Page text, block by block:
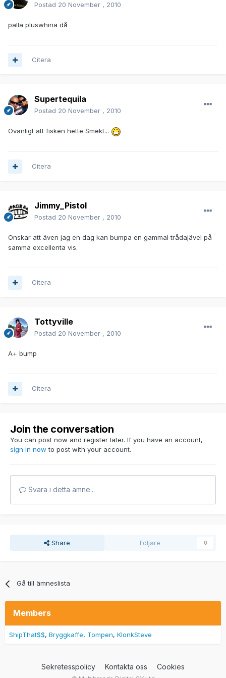
Postad 20 November , 2010
palla pluswhina då
Citera
Supertequila
Postad 20 November , 2010
Ovanligt att fisken hette Smekt...
Citera
Jimmy_Pistol
Postad 20 November , 2010
Önskar att även jag en dag kan bumpa en gammal trådajävel på
samma excellenta vis.
Citera
Tottyville
Postad 20 November , 2010
A+ bump
Citera
Join the conversation
You can post now and register later. If you have an account,
sign in now to post with your account.
Svara i detta ämne...
Share Följare 0
Gå till ämneslista
Members
ShipThat$$ Bryggkaffe Tompen KlonkSteve
Sekretesspolicy Kontakta oss Cookies